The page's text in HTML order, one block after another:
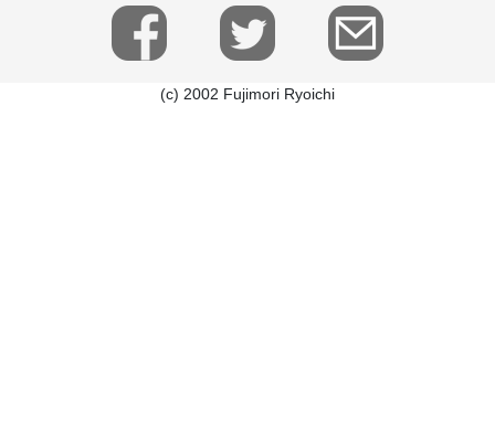
(c) 2002 Fujimori Ryoichi